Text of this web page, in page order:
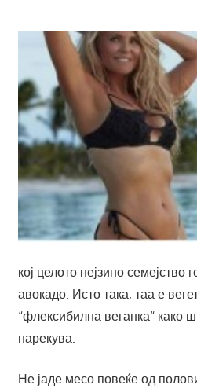
кој целото нејзино семејство
авокадо. Исто така, таа е
“флексибилна веганка“ како
нарекува.
Не јаде месо повеќе од